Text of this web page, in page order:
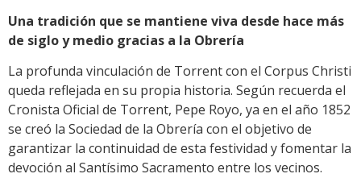
Una tradición que se mantiene viva desde hace más
de siglo y medio gracias a la Obrería
La profunda vinculación de Torrent con el Corpus Christi
queda reflejada en su propia historia. Según recuerda el
Cronista Oficial de Torrent, Pepe Royo, ya en el año 1852
se creó la Sociedad de la Obrería con el objetivo de
garantizar la continuidad de esta festividad y fomentar la
devoción al Santísimo Sacramento entre los vecinos.